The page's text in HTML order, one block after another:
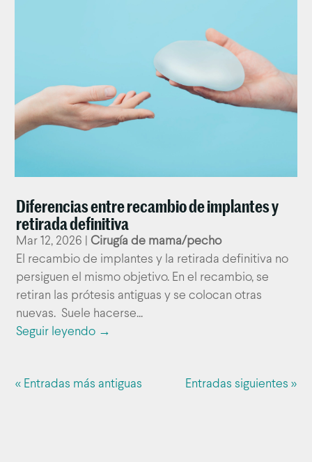
Diferencias entre recambio de implantes y
retirada definitiva
Mar 12, 2026 |Cirugía de mama/pecho
El recambio de implantes y la retirada definitiva no
persiguen el mismo objetivo. En el recambio, se
retiran las prótesis antiguas y se colocan otras
nuevas. Suele hacerse...
Seguir leyendo →
« Entradas más antiguas Entradas siguientes »